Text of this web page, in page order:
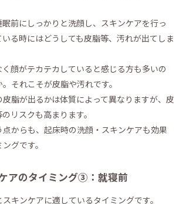
前にしっかりと洗顔し、スキンケアを行っ
る時にはどうしても皮脂等、汚れが出てしま
顔がテカテカしていると感じる方も多いの
それこそが皮脂や汚れです。
脂が出るかは体質によって異なりますが、皮
リスクも高まります。
点からも、起床時の洗顔・スキンケアも効果
グです。
アのタイミング③：就寝前
キンケアに適しているタイミングです。